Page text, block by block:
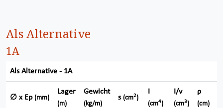
Als Alternative
1A
Als Alternative - 1A
∅ x Ep (mm)
Lager
(m)
Gewicht
(kg/m)
s (cm2)
I
(cm4)
I/v
(cm3)
ρ
(cm)